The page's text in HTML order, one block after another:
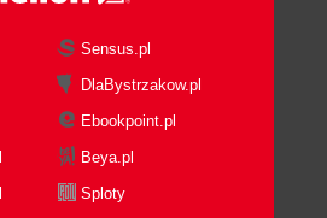
Sensus.pl
DlaBystrzakow.pl
Ebookpoint.pl
Beya.pl
Sploty